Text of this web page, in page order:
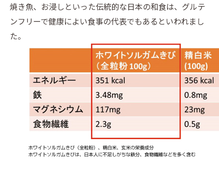
焼き魚、お浸しといった伝統的な日本の和食は、グルテ
ンフリーで健康によい食事の代表でもあるといわれまし
た。